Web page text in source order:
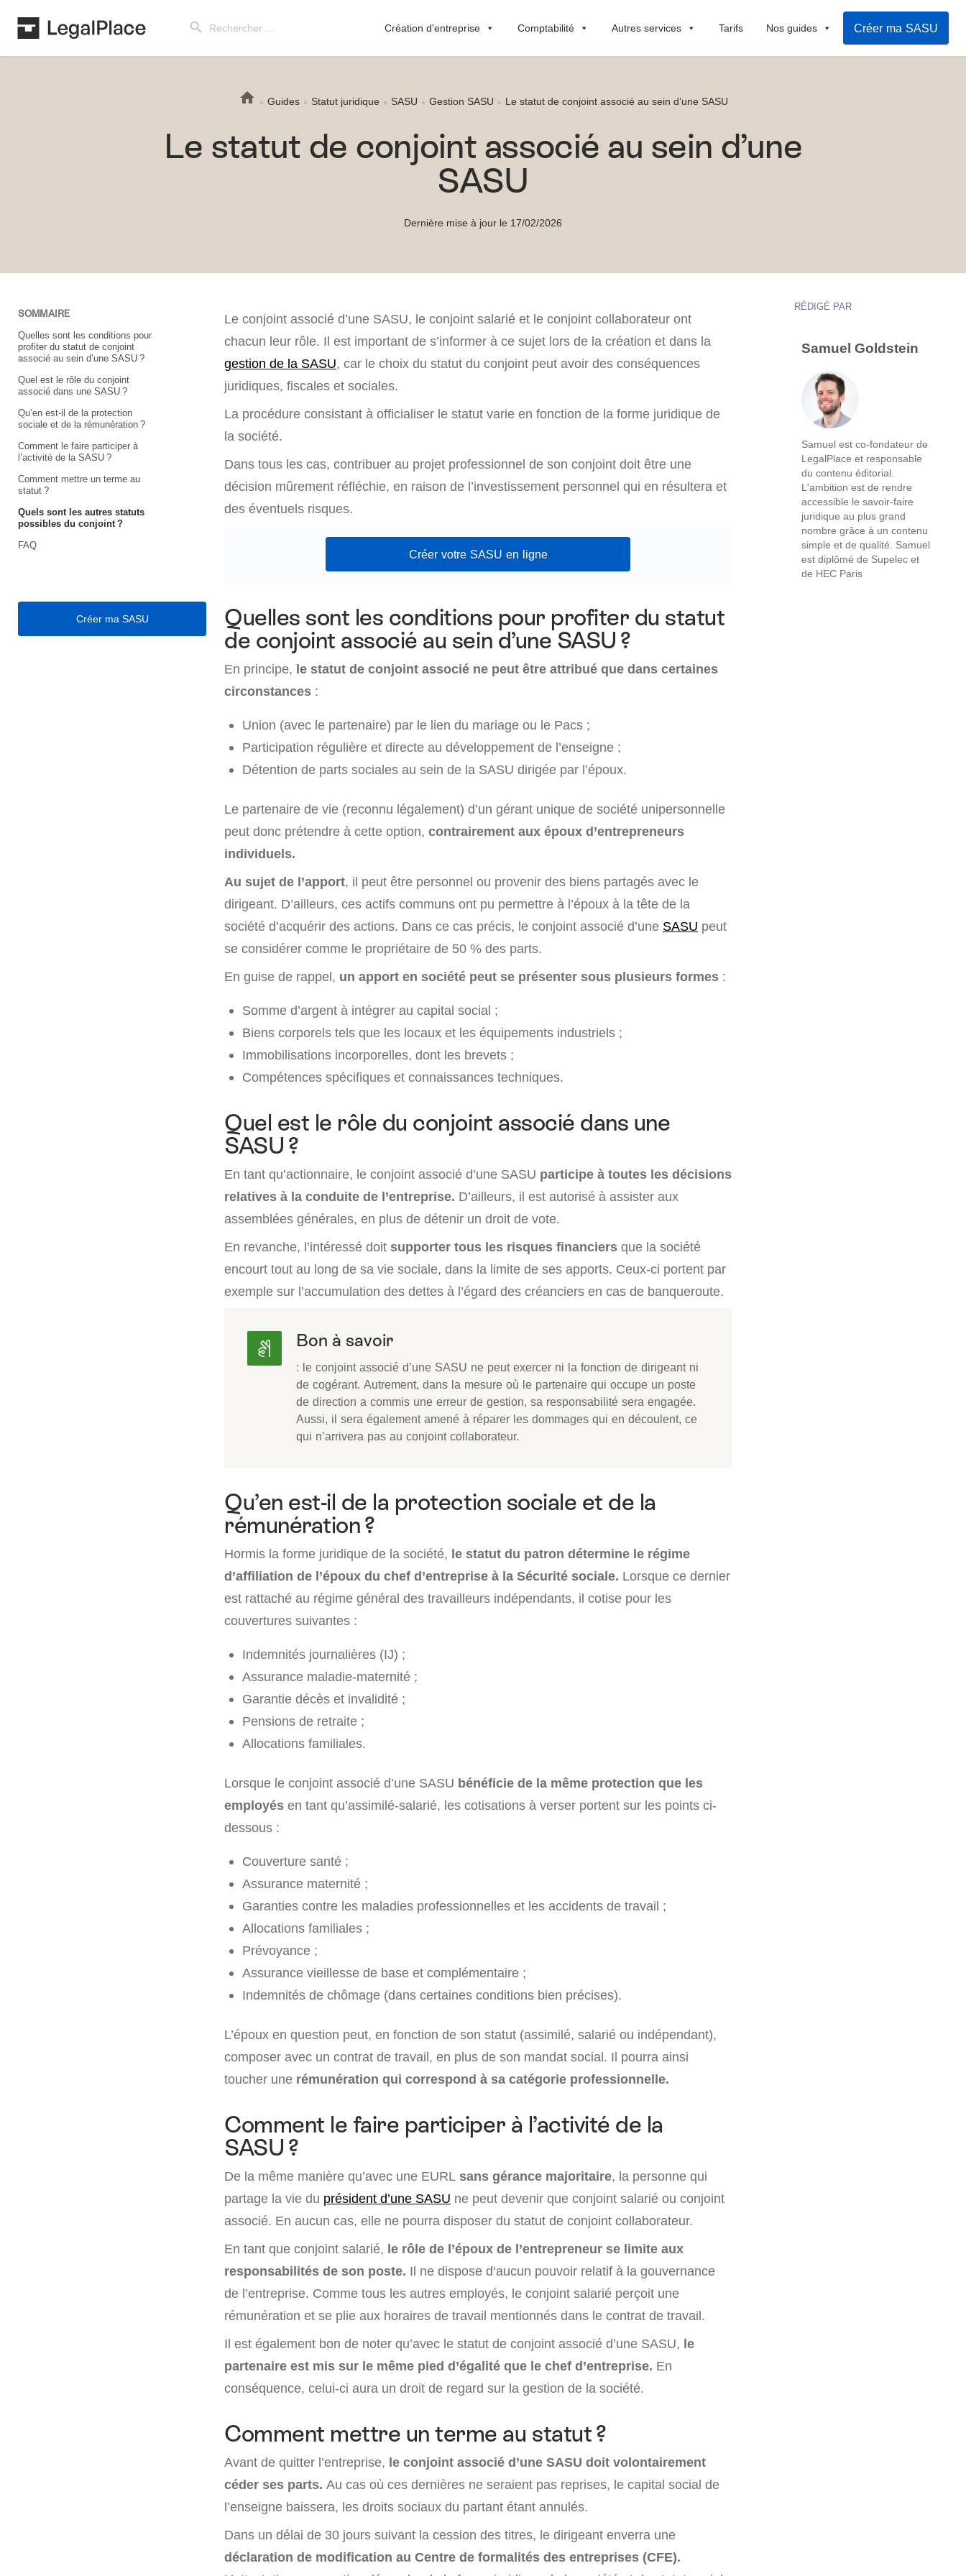
for:
Création d'entreprise Comptabilité Autres services Tarifs Nos guides Créer ma SASU
Guides Statut juridique SASU Gestion SASU Le statut de conjoint associé au sein d’une SASU
Le statut de conjoint associé au sein d’une
SASU
Dernière mise à jour le 17/02/2026
SOMMAIRE
Quelles sont les conditions pour
profiter du statut de conjoint
associé au sein d’une SASU ?
Quel est le rôle du conjoint
associé dans une SASU ?
Qu’en est-il de la protection
sociale et de la rémunération ?
Comment le faire participer à
l’activité de la SASU ?
Comment mettre un terme au
statut ?
Quels sont les autres statuts
possibles du conjoint ?
FAQ
Créer ma SASU
Le conjoint associé d’une SASU, le conjoint salarié et le conjoint collaborateur ont
chacun leur rôle. Il est important de s’informer à ce sujet lors de la création et dans la
gestion de la SASU, car le choix du statut du conjoint peut avoir des conséquences
juridiques, fiscales et sociales.
La procédure consistant à officialiser le statut varie en fonction de la forme juridique de
la société.
Dans tous les cas, contribuer au projet professionnel de son conjoint doit être une
décision mûrement réfléchie, en raison de l’investissement personnel qui en résultera et
des éventuels risques.
Créer votre SASU en ligne
Quelles sont les conditions pour profiter du statut
de conjoint associé au sein d’une SASU ?
En principe, le statut de conjoint associé ne peut être attribué que dans certaines
circonstances :
Union (avec le partenaire) par le lien du mariage ou le Pacs ;
Participation régulière et directe au développement de l’enseigne ;
Détention de parts sociales au sein de la SASU dirigée par l’époux.
Le partenaire de vie (reconnu légalement) d’un gérant unique de société unipersonnelle
peut donc prétendre à cette option, contrairement aux époux d’entrepreneurs
individuels.
Au sujet de l’apport, il peut être personnel ou provenir des biens partagés avec le
dirigeant. D’ailleurs, ces actifs communs ont pu permettre à l’époux à la tête de la
société d’acquérir des actions. Dans ce cas précis, le conjoint associé d’une SASU peut
se considérer comme le propriétaire de 50 % des parts.
En guise de rappel, un apport en société peut se présenter sous plusieurs formes :
Somme d’argent à intégrer au capital social ;
Biens corporels tels que les locaux et les équipements industriels ;
Immobilisations incorporelles, dont les brevets ;
Compétences spécifiques et connaissances techniques.
Quel est le rôle du conjoint associé dans une
SASU ?
En tant qu’actionnaire, le conjoint associé d’une SASU participe à toutes les décisions
relatives à la conduite de l’entreprise. D’ailleurs, il est autorisé à assister aux
assemblées générales, en plus de détenir un droit de vote.
En revanche, l’intéressé doit supporter tous les risques financiers que la société
encourt tout au long de sa vie sociale, dans la limite de ses apports. Ceux-ci portent par
exemple sur l’accumulation des dettes à l’égard des créanciers en cas de banqueroute.
Bon à savoir
: le conjoint associé d’une SASU ne peut exercer ni la fonction de dirigeant ni
de cogérant. Autrement, dans la mesure où le partenaire qui occupe un poste
de direction a commis une erreur de gestion, sa responsabilité sera engagée.
Aussi, il sera également amené à réparer les dommages qui en découlent, ce
qui n’arrivera pas au conjoint collaborateur.
Qu’en est-il de la protection sociale et de la
rémunération ?
Hormis la forme juridique de la société, le statut du patron détermine le régime
d’affiliation de l’époux du chef d’entreprise à la Sécurité sociale. Lorsque ce dernier
est rattaché au régime général des travailleurs indépendants, il cotise pour les
couvertures suivantes :
Indemnités journalières (IJ) ;
Assurance maladie-maternité ;
Garantie décès et invalidité ;
Pensions de retraite ;
Allocations familiales.
Lorsque le conjoint associé d’une SASU bénéficie de la même protection que les
employés en tant qu’assimilé-salarié, les cotisations à verser portent sur les points ci-
dessous :
Couverture santé ;
Assurance maternité ;
Garanties contre les maladies professionnelles et les accidents de travail ;
Allocations familiales ;
Prévoyance ;
Assurance vieillesse de base et complémentaire ;
Indemnités de chômage (dans certaines conditions bien précises).
L’époux en question peut, en fonction de son statut (assimilé, salarié ou indépendant),
composer avec un contrat de travail, en plus de son mandat social. Il pourra ainsi
toucher une rémunération qui correspond à sa catégorie professionnelle.
Comment le faire participer à l’activité de la
SASU ?
De la même manière qu’avec une EURL sans gérance majoritaire, la personne qui
partage la vie du président d’une SASU ne peut devenir que conjoint salarié ou conjoint
associé. En aucun cas, elle ne pourra disposer du statut de conjoint collaborateur.
En tant que conjoint salarié, le rôle de l’époux de l’entrepreneur se limite aux
responsabilités de son poste. Il ne dispose d’aucun pouvoir relatif à la gouvernance
de l’entreprise. Comme tous les autres employés, le conjoint salarié perçoit une
rémunération et se plie aux horaires de travail mentionnés dans le contrat de travail.
Il est également bon de noter qu’avec le statut de conjoint associé d’une SASU, le
partenaire est mis sur le même pied d’égalité que le chef d’entreprise. En
conséquence, celui-ci aura un droit de regard sur la gestion de la société.
Comment mettre un terme au statut ?
Avant de quitter l’entreprise, le conjoint associé d’une SASU doit volontairement
céder ses parts. Au cas où ces dernières ne seraient pas reprises, le capital social de
l’enseigne baissera, les droits sociaux du partant étant annulés.
Dans un délai de 30 jours suivant la cession des titres, le dirigeant enverra une
déclaration de modification au Centre de formalités des entreprises (CFE).
RÉDIGÉ PAR
Samuel Goldstein
Samuel est co-fondateur de
LegalPlace et responsable
du contenu éditorial.
L'ambition est de rendre
accessible le savoir-faire
juridique au plus grand
nombre grâce à un contenu
simple et de qualité. Samuel
est diplômé de Supelec et
de HEC Paris